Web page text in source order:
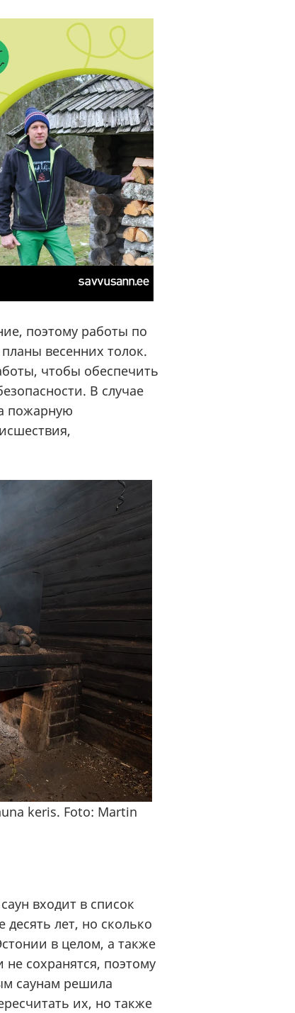
поэтому работы по
весенних толок.
чтобы обеспечить
В случае
пожарную
Martin
входит в список
десять лет, но сколько
в целом, а также
не сохранятся, поэтому
саунам решила
их, но также